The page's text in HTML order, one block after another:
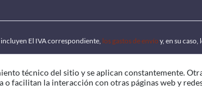
El IVA correspondiente, los gastos de envío y, en su
técnico del sitio y se aplican constantemente.
facilitan la interacción con otras páginas web y